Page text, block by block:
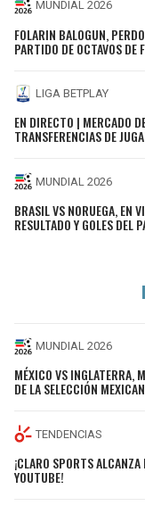
MUNDIAL 2026
FOLARIN BALOGUN,
PARTIDO DE OCTAVOS DE
LIGA BETPLAY
EN DIRECTO | MERCADO
TRANSFERENCIAS DE
MUNDIAL 2026
BRASIL VS NORUEGA, EN
RESULTADO Y GOLES
MUNDIAL 2026
MÉXICO VS INGLATERRA,
DE LA SELECCIÓN
TENDENCIAS
¡CLARO SPORTS
YOUTUBE!